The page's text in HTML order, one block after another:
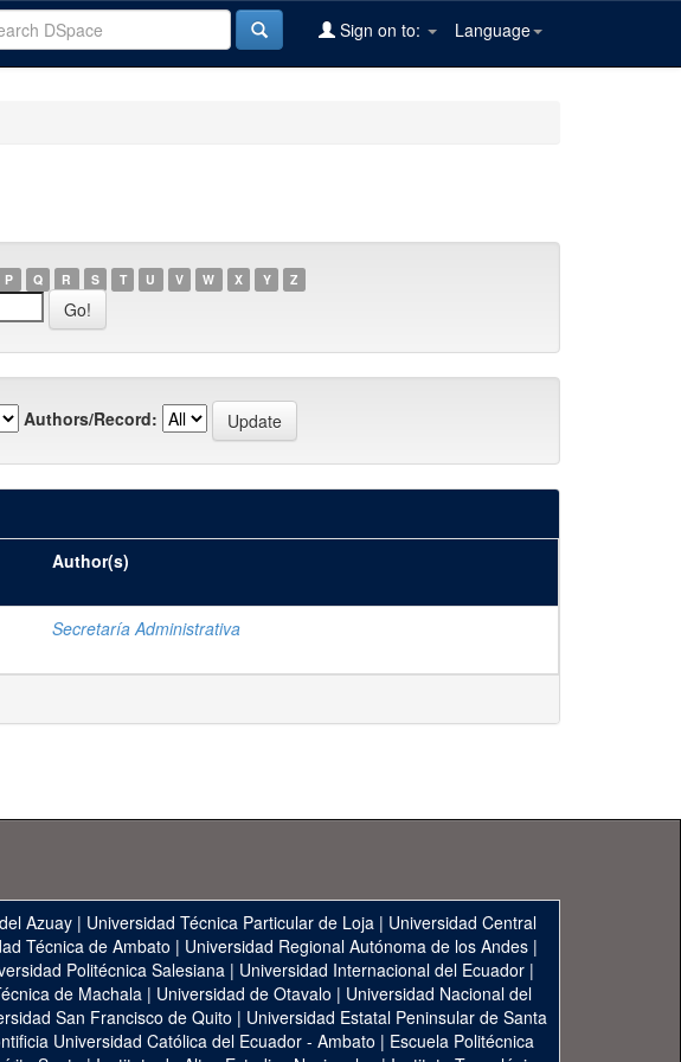
Language
Sign on to:
P Q R S T U V W X Y Z
Authors/Record:
Author(s)
Secretaría Administrativa
Azuay | Universidad Técnica Particular de Loja | Universidad Central
Técnica de Ambato | Universidad Regional Autónoma de los Andes|
Politécnica Salesiana| Universidad Internacional del Ecuador|
de Machala | Universidad de Otavalo | Universidad Nacional del
San Francisco de Quito | Universidad Estatal Peninsular de Santa
Universidad Católica del Ecuador - Ambato | Escuela Politécnica